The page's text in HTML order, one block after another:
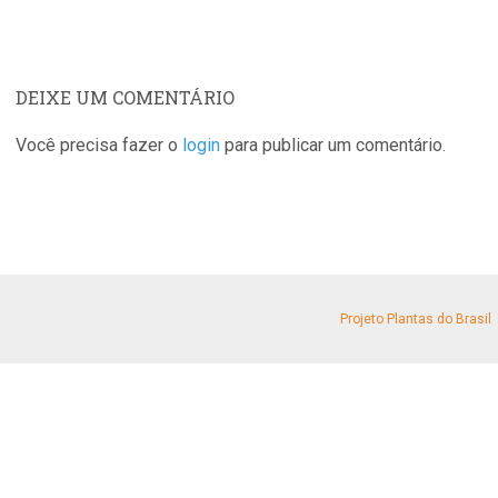
DEIXE UM COMENTÁRIO
Você precisa fazer o login para publicar um comentário.
Projeto Plantas do Brasil